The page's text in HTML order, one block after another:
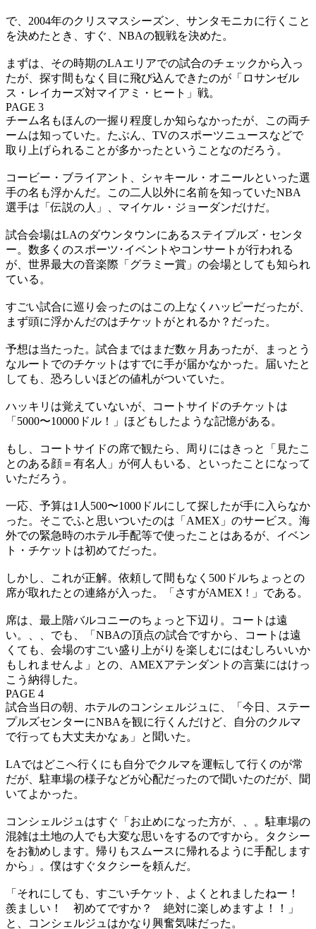
で、2004年のクリスマスシーズン、サンタモニカに行くこと
を決めたとき、すぐ、NBAの観戦を決めた。
まずは、その時期のLAエリアでの試合のチェックから入っ
たが、探す間もなく目に飛び込んできたのが「ロサンゼル
ス・レイカーズ対マイアミ・ヒート」戦。
PAGE 3
チーム名もほんの一握り程度しか知らなかったが、この両チ
ームは知っていた。たぶん、TVのスポーツニュースなどで
取り上げられることが多かったということなのだろう。
コービー・ブライアント、シャキール・オニールといった選
手の名も浮かんだ。この二人以外に名前を知っていたNBA
選手は「伝説の人」、マイケル・ジョーダンだけだ。
試合会場はLAのダウンタウンにあるステイプルズ・センタ
ー。数多くのスポーツ･イベントやコンサートが行われる
が、世界最大の音楽際「グラミー賞」の会場としても知られ
ている。
すごい試合に巡り会ったのはこの上なくハッピーだったが、
まず頭に浮かんだのはチケットがとれるか？だった。
予想は当たった。試合まではまだ数ヶ月あったが、まっとう
なルートでのチケットはすでに手が届かなかった。届いたと
しても、恐ろしいほどの値札がついていた。
ハッキリは覚えていないが、コートサイドのチケットは
「5000〜10000ドル！」ほどもしたような記憶がある。
もし、コートサイドの席で観たら、周りにはきっと「見たこ
とのある顔＝有名人」が何人もいる、といったことになって
いただろう。
一応、予算は1人500〜1000ドルにして探したが手に入らなか
った。そこでふと思いついたのは「AMEX」のサービス。海
外での緊急時のホテル手配等で使ったことはあるが、イベン
ト・チケットは初めてだった。
しかし、これが正解。依頼して間もなく500ドルちょっとの
席が取れたとの連絡が入った。「さすがAMEX ! 」である。
席は、最上階バルコニーのちょっと下辺り。コートは遠
い。、、でも、「NBAの頂点の試合ですから、コートは遠
くても、会場のすごい盛り上がりを楽しむにはむしろいいか
もしれませんよ」との、AMEXアテンダントの言葉にはけっ
こう納得した。
PAGE 4
試合当日の朝、ホテルのコンシェルジュに、「今日、ステー
プルズセンターにNBAを観に行くんだけど、自分のクルマ
で行っても大丈夫かなぁ」と聞いた。
LAではどこへ行くにも自分でクルマを運転して行くのが常
だが、駐車場の様子などが心配だったので聞いたのだが、聞
いてよかった。
コンシェルジュはすぐ「お止めになった方が、、。駐車場の
混雑は土地の人でも大変な思いをするのですから。タクシー
をお勧めします。帰りもスムースに帰れるように手配します
から」。僕はすぐタクシーを頼んだ。
「それにしても、すごいチケット、よくとれましたねー！
羨ましい！ 初めてですか？ 絶対に楽しめますよ！！」
と、コンシェルジュはかなり興奮気味だった。